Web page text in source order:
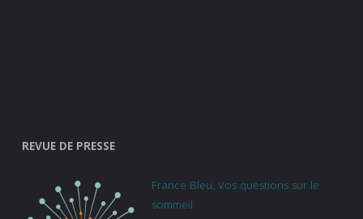
REVUE DE PRESSE
France Bleu. Vos questions sur le
sommeil